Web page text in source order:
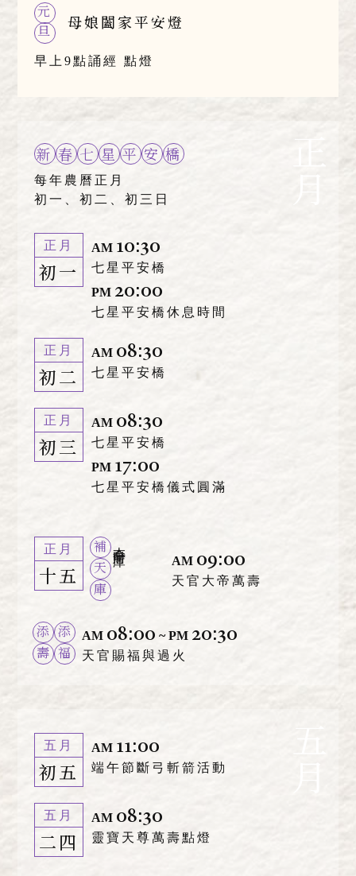
元
旦
母娘闔家平安燈
早上9點誦經 點燈
正月
正月
初一
AM 10:30
七星平安橋
PM 20:00
七星平安橋休息時間
正月
初二
AM 08:30
七星平安橋
正月
初三
AM 08:30
七星平安橋
PM 17:00
七星平安橋儀式圓滿
新 春 七 星 平 安 橋
每年農曆正月
初一、初二、初三日
正月
十五
補
天
庫
AM 09:00
天官大帝萬壽
添
壽
添
福
AM 08:00 ~ PM 20:30
天官賜福與過火
五月
初五
AM 11:00
端午節斷弓斬箭活動
五月
二四
AM 08:30
靈寶天尊萬壽點燈